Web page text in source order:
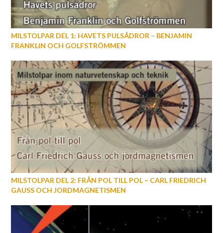
MILSTOLPAR DEL 1: HAVETS PULSÅDROR – BENJAMIN
FRANKLIN OCH GOLFSTRÖMMEN
MILSTOLPAR DEL 2: FRÅN POL TILL POL – CARL FRIEDRICH
GAUSS OCH JORDMAGNETISMEN